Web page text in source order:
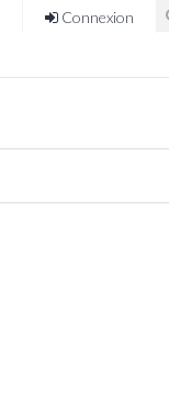
Connexion